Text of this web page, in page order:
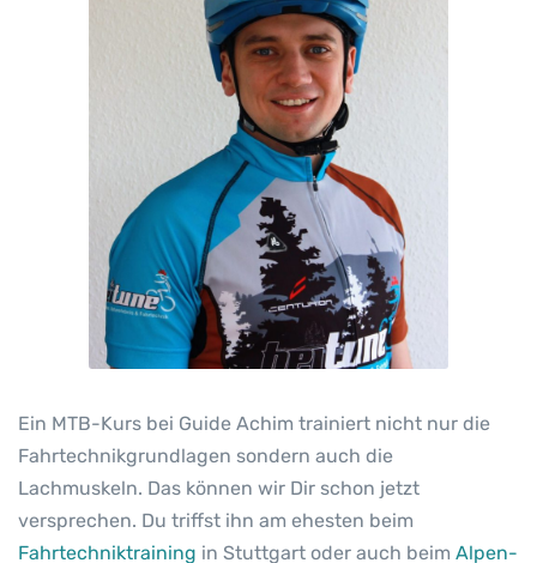
Ein MTB-Kurs bei Guide Achim trainiert nicht nur die
Fahrtechnikgrundlagen sondern auch die
Lachmuskeln. Das können wir Dir schon jetzt
versprechen. Du triffst ihn am ehesten beim
Fahrtechniktraining in Stuttgart oder auch beim Alpen-